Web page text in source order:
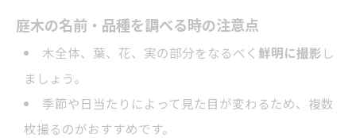
庭木の名前・品種を調べる時の注意点
木全体、葉、花、実の部分をなるべく 鮮明に撮影 し
ましょう。
季節や日当たりによって見た目が変わるため、複数
枚撮るのがおすすめです。